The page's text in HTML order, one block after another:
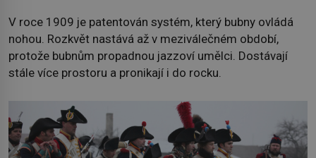
V roce 1909 je patentován systém, který bubny ovládá
nohou. Rozkvět nastává až v meziválečném období,
protože bubnům propadnou jazzoví umělci. Dostávají
stále více prostoru a pronikají i do rocku.